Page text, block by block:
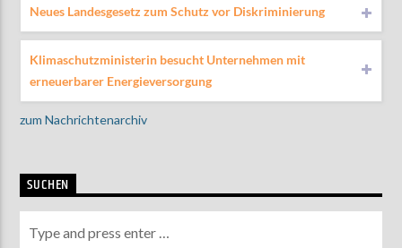
Neues Landesgesetz zum Schutz vor Diskriminierung
Klimaschutzministerin besucht Unternehmen mit
erneuerbarer Energieversorgung
zum Nachrichtenarchiv
SUCHEN